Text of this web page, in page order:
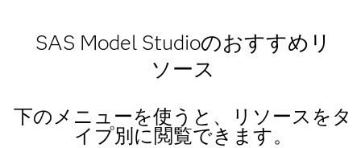
SAS Model Studioのおすすめリ
ソース
下のメニューを使うと、リソースをタ
イプ別に閲覧できます。